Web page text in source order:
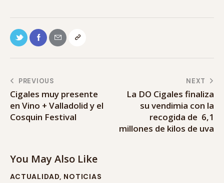
PREVIOUS
Cigales muy presente
en Vino + Valladolid y el
Cosquin Festival
NEXT
La DO Cigales finaliza
su vendimia con la
recogida de 6,1
millones de kilos de uva
You May Also Like
ACTUALIDAD, NOTICIAS